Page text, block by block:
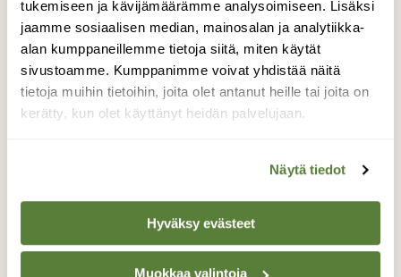
tukemiseen ja kävijämäärämme analysoimiseen. Lisäksi
jaamme sosiaalisen median, mainosalan ja analytiikka-
alan kumppaneillemme tietoja siitä, miten käytät
sivustoamme. Kumppanimme voivat yhdistää näitä
tietoja muihin tietoihin, joita olet antanut heille tai joita on
kerätty, kun olet käyttänyt heidän palvelujaan.
Näytä tiedot
Hyväksy evästeet
Muokkaa valintoja
Tilaa Suomen Luonto
Tue ajankohtaista ja asiantuntevaa
luonto- ja ympäristöjournalismia.
luonnonystävien joukkoon!
Alk. 3 numeroa 23,40 €.
Tilaa nyt!